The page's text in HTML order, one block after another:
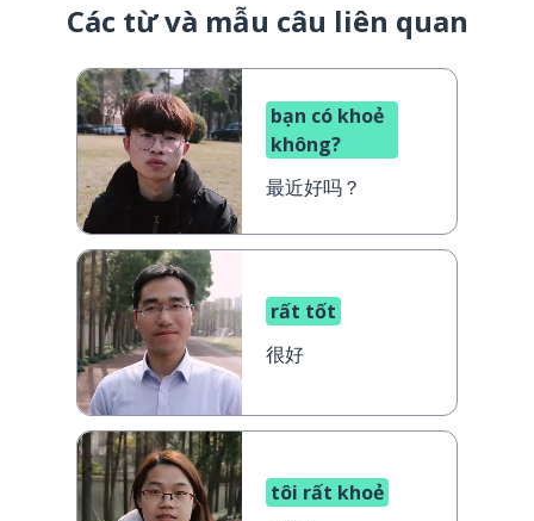
Các từ và mẫu câu liên quan
bạn có khoẻ
không?
最近好吗？
rất tốt
很好
tôi rất khoẻ